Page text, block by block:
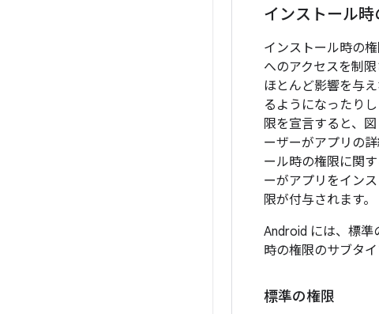
インストール時
インストール時の
へのアクセスを制
ほとんど影響を与
るようになったり
限を宣言すると、
ーザーがアプリの
ール時の権限に関
ーがアプリをイン
限が付与されます。
Android には、標準
時の権限のサブタ
標準の権限